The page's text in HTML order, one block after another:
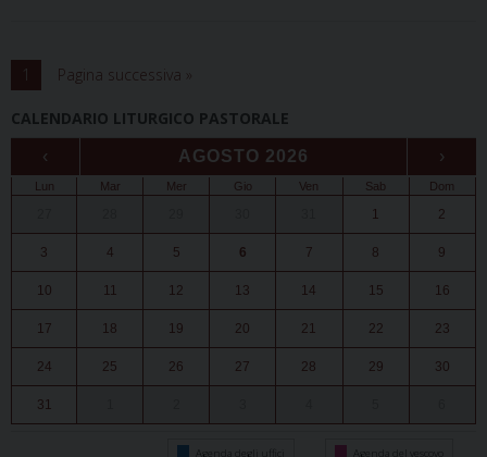
1 Pagina successiva »
CALENDARIO LITURGICO PASTORALE
‹ AGOSTO 2026 ›
Lun Mar Mer Gio Ven Sab Dom
1 2
3 4 5 6 7 8 9
10 11 12 13 14 15 16
17 18 19 20 21 22 23
24 25 26 27 28 29 30
31
Agenda degli uffici Agenda del vescovo